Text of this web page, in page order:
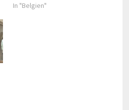
In "Belgien"